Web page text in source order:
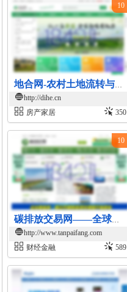
地合网-农村土地流转与投资交易平台
http://dihe.cn
房产家居
350
10
碳排放交易网——全球领先的碳市场门户中文网站
http://www.tanpaifang.com
财经金融
589
10